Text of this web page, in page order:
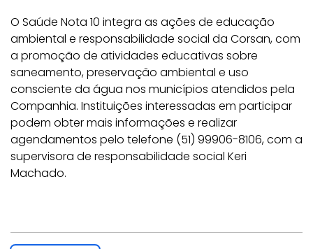
O Saúde Nota 10 integra as ações de educação
ambiental e responsabilidade social da Corsan, com
a promoção de atividades educativas sobre
saneamento, preservação ambiental e uso
consciente da água nos municípios atendidos pela
Companhia. Instituições interessadas em participar
podem obter mais informações e realizar
agendamentos pelo telefone (51) 99906-8106, com a
supervisora de responsabilidade social Keri
Machado.